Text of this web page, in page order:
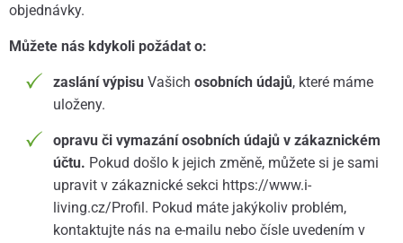
objednávky.
Můžete nás kdykoli požádat o:
zaslání výpisuVašich osobních údajů, které máme
uloženy.
opravu či vymazání osobních údajů v zákaznickém
účtu. Pokud došlo k jejich změně, můžete si je sami
upravit v zákaznické sekci https://www.i-
living.cz/Profil. Pokud máte jakýkoliv problém,
kontaktujte nás na e-mailu nebo čísle uvedením v